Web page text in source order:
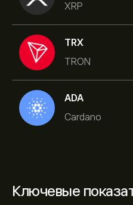
XRP
TRX
TRON
ADA
Cardano
Ключевые